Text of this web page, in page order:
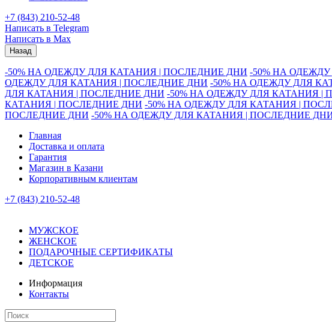
+7 (843) 210-52-48
Написать в Telegram
Написать в Max
Назад
-50% НА ОДЕЖДУ ДЛЯ КАТАНИЯ | ПОСЛЕДНИЕ ДНИ -50% НА
ОДЕЖДУ ДЛЯ КАТАНИЯ | ПОСЛЕДНИЕ ДНИ -50% НА ОДЕЖДУ ДЛЯ
ДЛЯ КАТАНИЯ | ПОСЛЕДНИЕ ДНИ -50% НА ОДЕЖДУ ДЛЯ КАТАНИЯ |
КАТАНИЯ | ПОСЛЕДНИЕ ДНИ -50% НА ОДЕЖДУ ДЛЯ КАТАНИЯ |
ПОСЛЕДНИЕ ДНИ -50% НА ОДЕЖДУ ДЛЯ КАТАНИЯ | ПОСЛЕДНИЕ
Главная
Доставка и оплата
Гарантия
Магазин в Казани
Корпоративным клиентам
+7 (843) 210-52-48
МУЖСКОЕ
ЖЕНСКОЕ
ПОДАРОЧНЫЕ СЕРТИФИКАТЫ
ДЕТСКОЕ
Информация
Контакты